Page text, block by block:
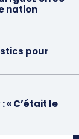
nation
pour
« C’était le